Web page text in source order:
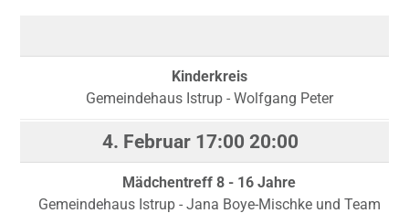
Kinderkreis
Gemeindehaus Istrup - Wolfgang Peter
4. Februar17:00 20:00
Mädchentreff 8 - 16 Jahre
Gemeindehaus Istrup - Jana Boye-Mischke und Team